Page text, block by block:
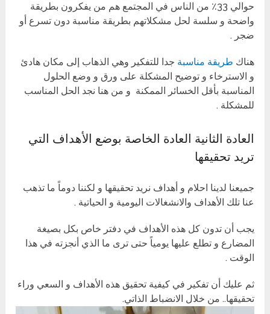
حوالي 33٪ من الناس في المجتمع هم من يفكرون بطريقة
واضحة و سلسة لحل مشكلاتهم بطريقة مناسبة دون تسرع أو
ضجر .
هناك طريقة مناسبة جدا للتفكير وهي الذهاب إلى مكان هادئ
و الاسترخاء و توضيح المشكلة على ورق و وضع الحلول
المناسبة بأقل الخسائر الممكنة و من هنا نجد الحل المناسب
للمشكلة .
العادة الثانية العادة الخاصة بوضع الأهداف التي
تريد تحقيقها
جميعنا لدينا احلام و أهداف نريد تحقيقها و لكننا دوماً ما تذهب
عنا تلك الأهداف والانشغالات اليومية و الحياتية .
يجب أن تدون كل هذه الأهداف في دفتر خاص بكل بصيغة
المضارع و تطلع عليها يومياً حتى ترى ما الذي أنجزته في هذا
الوقت .
ثم عليك أن تفكير في كيفية تحقيق هذه الأهداف و السعي وراء
تحقيقها.. من خلال الانضباط الذاتي.